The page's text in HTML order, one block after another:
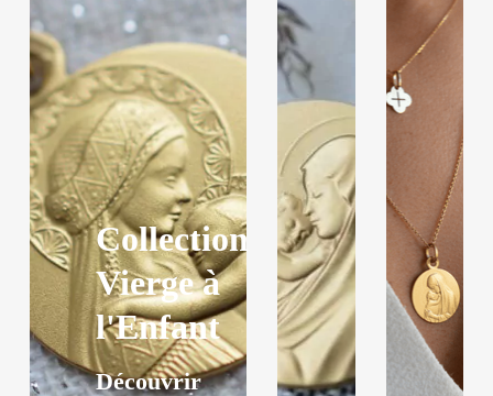
Collection
Vierge à
l'Enfant
Découvrir